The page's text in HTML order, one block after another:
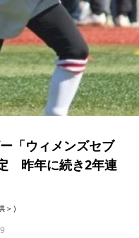
「ウィメンズセブ
昨年に続き2年連
）